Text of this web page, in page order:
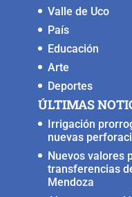
Valle de Uco
País
Educación
Arte
Deportes
ÚLTIMAS
Irrigación
nuevas
Nuevos valores
transferencias
Mendoza